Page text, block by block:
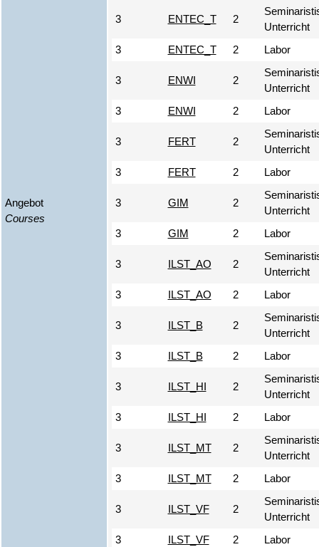
Angebot
Courses
3 ENTEC_T 2
Unterricht
3
ENTEC_T 2 Labor
3 ENWI 2
Unterricht
3
ENWI 2 Labor
3 FERT 2
Unterricht
3
FERT 2 Labor
3 GIM 2
Unterricht
3
GIM 2 Labor
3 ILST_AO 2
Unterricht
3
ILST_AO 2 Labor
3 ILST_B 2
Unterricht
3
ILST_B 2 Labor
3 ILST_HI 2
Unterricht
3
ILST_HI 2 Labor
3 ILST_MT 2
Unterricht
3
ILST_MT 2 Labor
3 ILST_VF 2
Unterricht
3
ILST_VF 2 Labor